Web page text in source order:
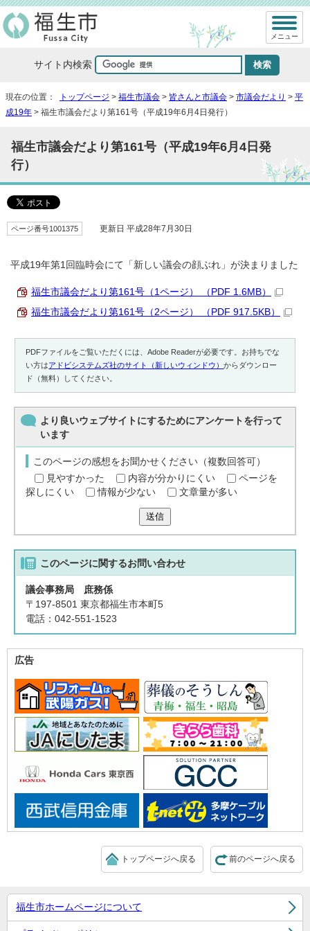
サイト内検索
メニュー
現在の位置： トップページ > 福生市議会 > 皆さんと市議会 > 市議会だより > 平
成19年 > 福生市議会だより第161号（平成19年6月4日発行）
福生市議会だより第161号（平成19年6月4日発
行）
ページ番号1001375 更新日 平成28年7月30日
平成19年第1回臨時会にて「新しい議会の顔ぶれ」が決まりました
福生市議会だより第161号（1ページ） （PDF 1.6MB）
福生市議会だより第161号（2ページ） （PDF 917.5KB）
PDFファイルをご覧いただくには、Adobe Readerが必要です。お持ちでな
い方はアドビシステムズ社のサイト（新しいウィンドウ）からダウンロー
ド（無料）してください。
より良いウェブサイトにするためにアンケートを行って
います
このページの感想をお聞かせください（複数回答可）
見やすかった
内容が分かりにくい
ページを
探しにくい
情報が少ない 文章量が多い
送信
このページに関するお問い合わせ
議会事務局 庶務係
〒197-8501 東京都福生市本町5
電話：042-551-1523
広告
前のページへ戻る
トップページへ戻る
福生市ホームページについて